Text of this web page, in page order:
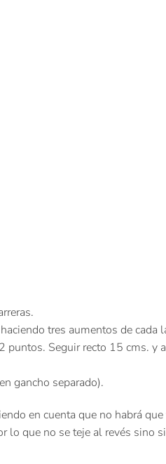
tres aumentos de cada
Seguir recto 15 cms. y
gancho separado).
en cuenta que no habrá
lo que no se teje al revés sino